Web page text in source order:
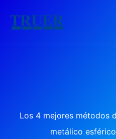
Los 4 mejores métodos
metálico